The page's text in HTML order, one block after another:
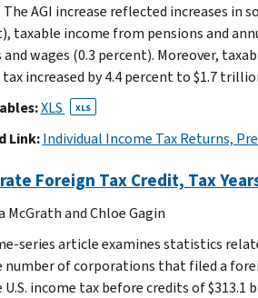
AGI increase reflected increases in
taxable income from pensions and
and wages (0.3 percent). Moreover,
increased by 4.4 percent to $1.7
XLS XLS
Link:Individual Income Tax Returns,
Foreign Tax Credit, Tax
McGrath and Chloe Gagin
series article examines statistics
number of corporations that filed a
U.S. income tax before credits of